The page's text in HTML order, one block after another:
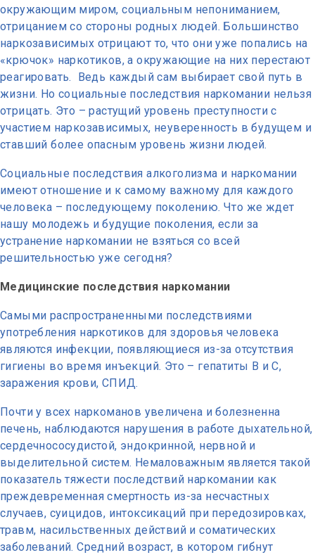
окружающим миром, социальным непониманием,
отрицанием со стороны родных людей. Большинство
наркозависимых отрицают то, что они уже попались на
«крючок» наркотиков, а окружающие на них перестают
реагировать. Ведь каждый сам выбирает свой путь в
жизни. Но социальные последствия наркомании нельзя
отрицать. Это – растущий уровень преступности с
участием наркозависимых, неуверенность в будущем и
ставший более опасным уровень жизни людей.
Социальные последствия алкоголизма и наркомании
имеют отношение и к самому важному для каждого
человека – последующему поколению. Что же ждет
нашу молодежь и будущие поколения, если за
устранение наркомании не взяться со всей
решительностью уже сегодня?
Медицинские последствия наркомании
Самыми распространенными последствиями
употребления наркотиков для здоровья человека
являются инфекции, появляющиеся из-за отсутствия
гигиены во время инъекций. Это – гепатиты В и С,
заражения крови, СПИД.
Почти у всех наркоманов увеличена и болезненна
печень, наблюдаются нарушения в работе дыхательной,
сердечнососудистой, эндокринной, нервной и
выделительной систем. Немаловажным является такой
показатель тяжести последствий наркомании как
преждевременная смертность из-за несчастных
случаев, суицидов, интоксикаций при передозировках,
травм, насильственных действий и соматических
заболеваний. Средний возраст, в котором гибнут